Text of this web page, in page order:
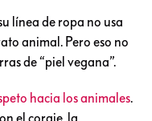
línea de ropa no usa
animal. Pero eso no
de “piel vegana”.
hacia los animales.
el coraje, la